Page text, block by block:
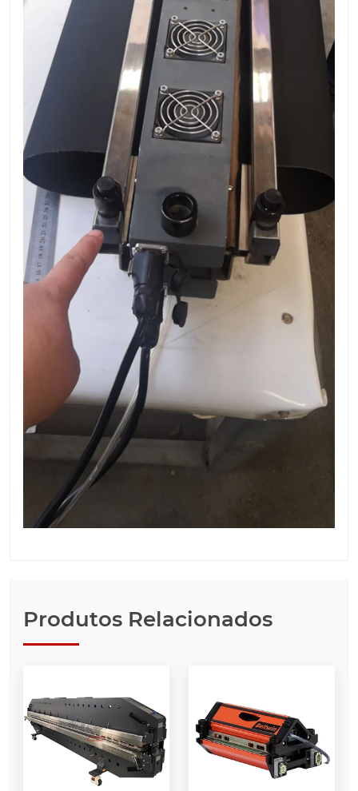
Produtos Relacionados